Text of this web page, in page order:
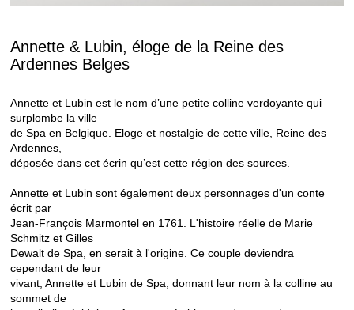
Annette & Lubin, éloge de la Reine des
Ardennes Belges
Annette et Lubin est le nom d’une petite colline verdoyante qui
surplombe la ville
de Spa en Belgique. Eloge et nostalgie de cette ville, Reine des
Ardennes,
déposée dans cet écrin qu’est cette région des sources.
Annette et Lubin sont également deux personnages d'un conte
écrit par
Jean-François Marmontel en 1761. L'histoire réelle de Marie
Schmitz et Gilles
Dewalt de Spa, en serait à l'origine. Ce couple deviendra
cependant de leur
vivant, Annette et Lubin de Spa, donnant leur nom à la colline au
sommet de